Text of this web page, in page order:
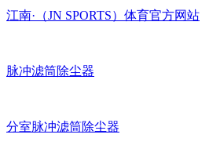
江南·（JN SPORTS）体育官方网站
脉冲滤筒除尘器
分室脉冲滤筒除尘器